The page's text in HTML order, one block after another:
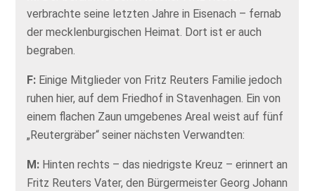
verbrachte seine letzten Jahre in Eisenach – fernab
der mecklenburgischen Heimat. Dort ist er auch
begraben.
F: Einige Mitglieder von Fritz Reuters Familie jedoch
ruhen hier, auf dem Friedhof in Stavenhagen. Ein von
einem flachen Zaun umgebenes Areal weist auf fünf
„Reutergräber“ seiner nächsten Verwandten:
M: Hinten rechts – das niedrigste Kreuz – erinnert an
Fritz Reuters Vater, den Bürgermeister Georg Johann